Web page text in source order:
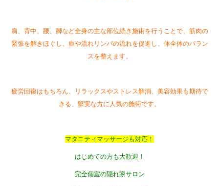
肩、背中、腰、脚など全身の主な部位続き施術を行うことで、筋肉の
緊張を解きほぐし、血や流れリンパの流れを促進し、体全体のバラン
スを整えます。
疲労回復はもちろん、リラックスやストレス解消、美容効果も期待で
きる、堅実な方に人気の施術です。
マタニティマッサージも対応！
はじめての方も大歓迎！
完全個室の隠れ家サロン